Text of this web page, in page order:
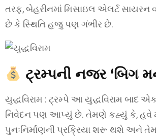
તરફ, બેહરીનમાં મિસાઇલ એલર્ટ સાયરન
છે કે સ્થિતિ હજુ પણ ગંભીર છે.
ટ્રમ્પની નજર ‘બિગ
યુદ્ધવિરામ : ટ્રમ્પે આ યુદ્ધવિરામ બાદ એક
નિવેદન પણ આપ્યું છે. તેમણે કહ્યું કે, હવે
પુનઃનિર્માણની પ્રક્રિયા શરૂ થશે અને